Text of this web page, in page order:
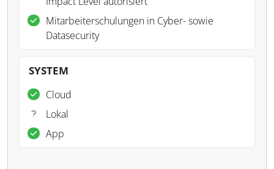
Mitarbeiterschulungen in Cyber- sowie
Datasecurity
SYSTEM
Cloud
Lokal
App